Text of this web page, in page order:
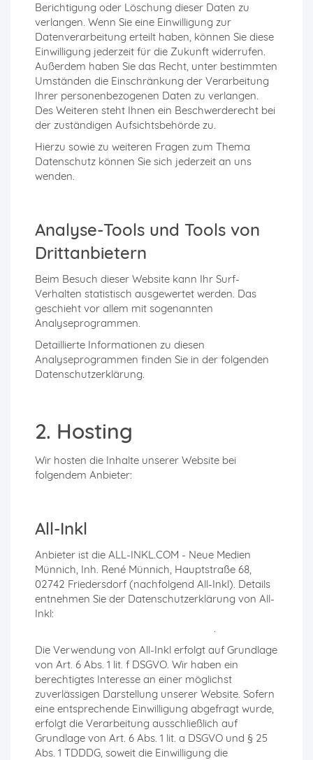
Berichtigung oder Löschung dieser Daten zu
verlangen. Wenn Sie eine Einwilligung zur
Datenverarbeitung erteilt haben, können Sie diese
Einwilligung jederzeit für die Zukunft widerrufen.
Außerdem haben Sie das Recht, unter bestimmten
Umständen die Einschränkung der Verarbeitung
Ihrer personenbezogenen Daten zu verlangen.
Des Weiteren steht Ihnen ein Beschwerderecht bei
der zuständigen Aufsichtsbehörde zu.
Hierzu sowie zu weiteren Fragen zum Thema
Datenschutz können Sie sich jederzeit an uns
wenden.
Analyse-Tools und Tools von
Dritt­anbietern
Beim Besuch dieser Website kann Ihr Surf-
Verhalten statistisch ausgewertet werden. Das
geschieht vor allem mit sogenannten
Analyseprogrammen.
Detaillierte Informationen zu diesen
Analyseprogrammen finden Sie in der folgenden
Datenschutzerklärung.
2. Hosting
Wir hosten die Inhalte unserer Website bei
folgendem Anbieter:
All-Inkl
Anbieter ist die ALL-INKL.COM - Neue Medien
Münnich, Inh. René Münnich, Hauptstraße 68,
02742 Friedersdorf (nachfolgend All-Inkl). Details
entnehmen Sie der Datenschutzerklärung von All-
Inkl:
.
Die Verwendung von All-Inkl erfolgt auf Grundlage
von Art. 6 Abs. 1 lit. f DSGVO. Wir haben ein
berechtigtes Interesse an einer möglichst
zuverlässigen Darstellung unserer Website. Sofern
eine entsprechende Einwilligung abgefragt wurde,
erfolgt die Verarbeitung ausschließlich auf
Grundlage von Art. 6 Abs. 1 lit. a DSGVO und § 25
Abs. 1 TDDDG, soweit die Einwilligung die